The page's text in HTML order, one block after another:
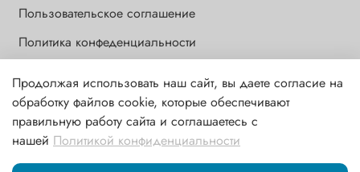
Пользовательское соглашение
Политика конфеденциальности
Обращаем Ваше внимание на то, что данный интернет-сайт носит
исключительно информационный и ознакомительный характер и
ни при каких условиях информационные материалы и цены,
размещенные на сайте, не являются публичной офертой,
определяемой положениями ст. 437 ГК РФ
Продолжая использовать наш сайт, вы даете согласие на
обработку файлов cookie, которые обеспечивают
правильную работу сайта и соглашаетесь с
нашей Политикой конфиденциальности